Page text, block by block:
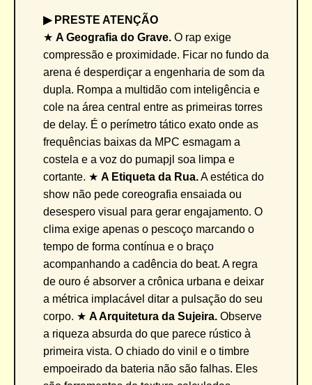
▶︎ PRESTE ATENÇÃO
★ A Geografia do Grave. O rap exige
compressão e proximidade. Ficar no fundo da
arena é desperdiçar a engenharia de som da
dupla. Rompa a multidão com inteligência e
cole na área central entre as primeiras torres
de delay. É o perímetro tático exato onde as
frequências baixas da MPC esmagam a
costela e a voz do pumapjl soa limpa e
cortante. ★ A Etiqueta da Rua.A estética do
show não pede coreografia ensaiada ou
desespero visual para gerar engajamento. O
clima exige apenas o pescoço marcando o
tempo de forma contínua e o braço
acompanhando a cadência do beat. A regra
de ouro é absorver a crônica urbana e deixar
a métrica implacável ditar a pulsação do seu
corpo. ★ A Arquitetura da Sujeira. Observe
a riqueza absurda do que parece rústico à
primeira vista. O chiado do vinil e o timbre
empoeirado da bateria não são falhas. Eles